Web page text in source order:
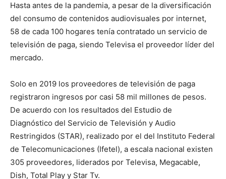
Hasta antes de la pandemia, a pesar de la diversificación
del consumo de contenidos audiovisuales por internet,
58 de cada 100 hogares tenía contratado un servicio de
televisión de paga, siendo Televisa el proveedor líder del
mercado.
Solo en 2019 los proveedores de televisión de paga
registraron ingresos por casi 58 mil millones de pesos.
De acuerdo con los resultados del Estudio de
Diagnóstico del Servicio de Televisión y Audio
Restringidos (STAR), realizado por el del Instituto Federal
de Telecomunicaciones (Ifetel), a escala nacional existen
305 proveedores, liderados por Televisa, Megacable,
Dish, Total Play y Star Tv.